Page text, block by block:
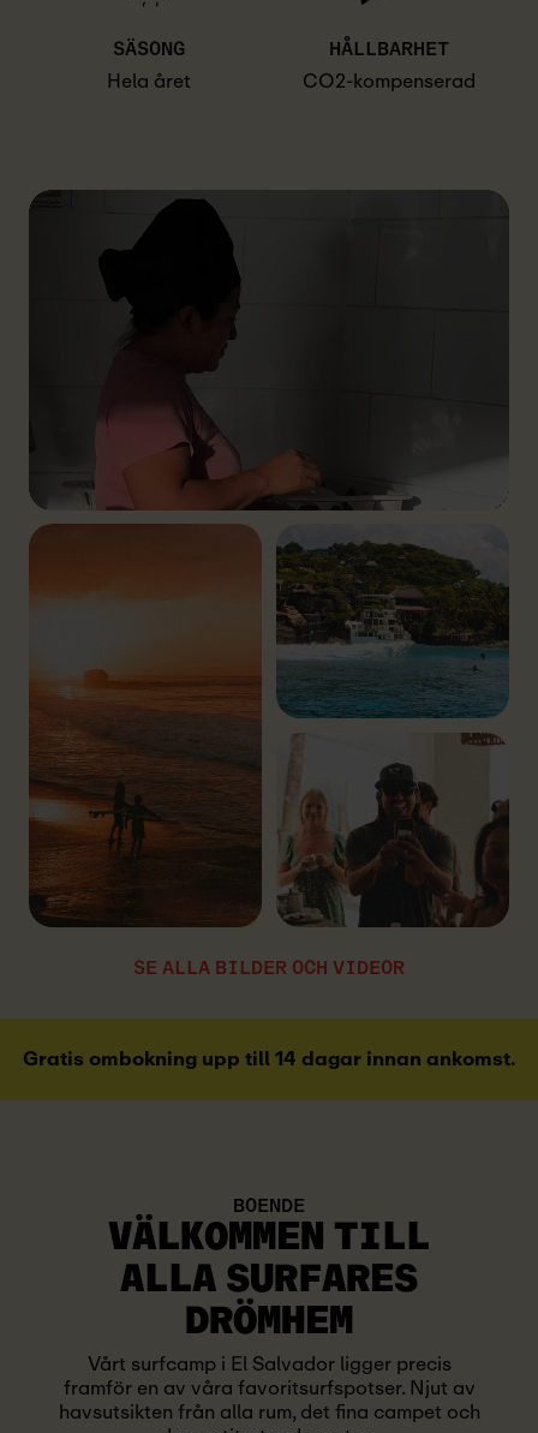
SÄSONG
Hela året
HÅLLBARHET
CO2-kompenserad
SE ALLA BILDER OCH VIDEOR
Gratis ombokning upp till 14 dagar innan ankomst.
BOENDE
VÄLKOMMEN TILL
ALLA SURFARES
DRÖMHEM
Vårt surfcamp i El Salvador ligger precis
framför en av våra favoritsurfspotser. Njut av
havsutsikten från alla rum, det fina campet och